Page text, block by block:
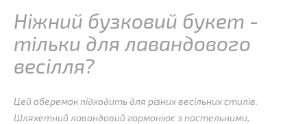
Ніжний бузковий букет -
тільки для лавандового
весілля?
Цей оберемок підходить для різних весільних стилів.
Шляхетний лавандовий гармоніює з пастельними,